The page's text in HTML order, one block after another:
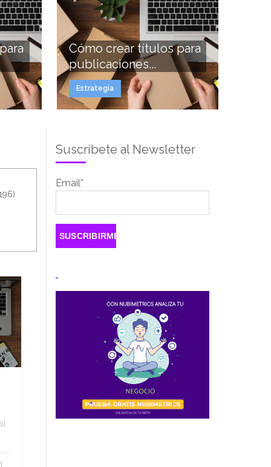
Cómo crear títulos para
publicaciones...
Estrategia
Suscríbete al Newsletter
Email*